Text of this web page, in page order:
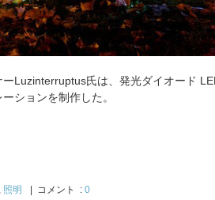
ーLuzinterruptus氏は、発光ダイオード
ションを制作した。
, 照明 | コメント : 0